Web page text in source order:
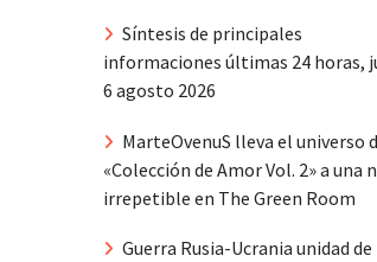
Síntesis de principales
informaciones últimas 24 horas,
6 agosto 2026
MarteOvenuS lleva el universo
«Colección de Amor Vol. 2» a una
irrepetible en The Green Room
Guerra Rusia-Ucrania unidad de